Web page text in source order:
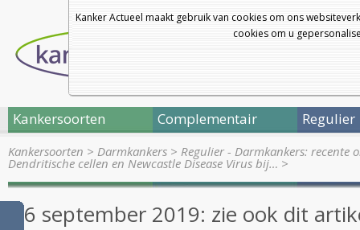
Kanker Actueel maakt gebruik van cookies om ons
cookies om u
Kankersoorten Complementair Regulier
Kankersoorten > Darmkankers > Regulier - Darmkankers: recente
Dendritische cellen en Newcastle Disease Virus bij… >
6 september 2019: zie ook dit